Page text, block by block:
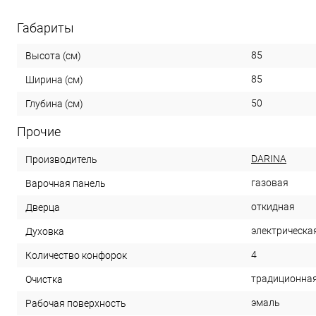
Габариты
Высота (см) 85
Ширина (см) 85
Глубина (см) 50
Прочие
Производитель DARINA
Варочная панель газовая
Дверца откидная
Духовка
Количество конфорок 4
Очистка
Рабочая поверхность эмаль